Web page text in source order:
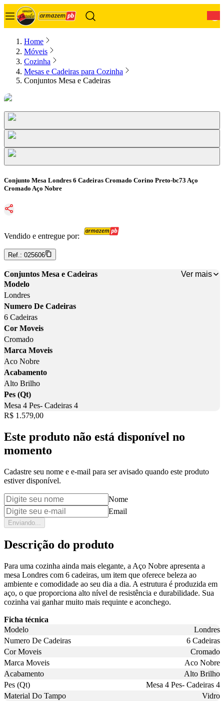
Home
Móveis
Cozinha
Mesas e Cadeiras para Cozinha
Conjuntos Mesa e Cadeiras
Conjunto Mesa Londres 6 Cadeiras Cromado Corino Preto-bc73 Aço
Cromado Aço Nobre
Vendido e entregue por:
Ref.: 025606
Conjuntos Mesa e Cadeiras
Ver mais
Modelo
Londres
Numero De Cadeiras
6 Cadeiras
Cor Moveis
Cromado
Marca Moveis
Aco Nobre
Acabamento
Alto Brilho
Pes (Qt)
Mesa 4 Pes- Cadeiras 4
Price:
R$ 1.579,00
Este produto não está disponível no
momento
Cadastre seu nome e e-mail para ser avisado quando este produto
estiver disponível.
Nome
Email
Enviando...
Descrição do produto
Para uma cozinha ainda mais elegante, a Aço Nobre apresenta a
mesa Londres com 6 cadeiras, um item que oferece beleza ao
ambiente e comodidade ao seu dia a dia. A estrutura é produzida em
aço, o que proporciona alto nível de resistência e durabilidade. Sua
cozinha vai ganhar muito mais requinte e aconchego.
Ficha técnica
Modelo
Londres
Numero De Cadeiras
6 Cadeiras
Cor Moveis
Cromado
Marca Moveis
Aco Nobre
Acabamento
Alto Brilho
Pes (Qt)
Mesa 4 Pes- Cadeiras 4
Material Do Tampo
Vidro